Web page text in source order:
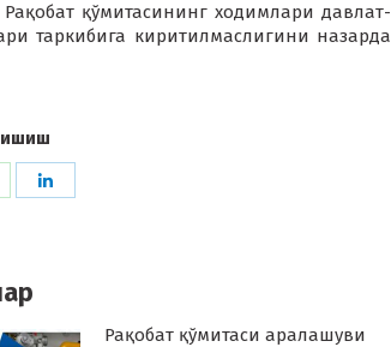
қўмитасининг ходимлари давлат-
таркибига киритилмаслигини назарда
Share
Рақобат қўмитаси аралашуви